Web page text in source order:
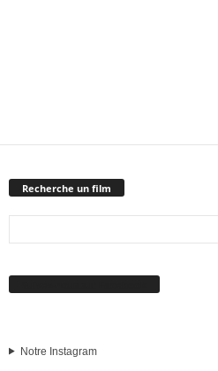
Recherche un film
Notre Instagram